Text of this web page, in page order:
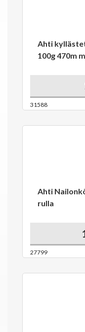
Ahti
100g 470m
31588
Ahti
rulla
27799